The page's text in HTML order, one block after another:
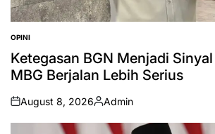
POSTED
IN
OPINI
Ketegasan BGN Menjadi
MBG Berjalan Lebih Serius
on
August 8, 2026
Posted
by
Admin